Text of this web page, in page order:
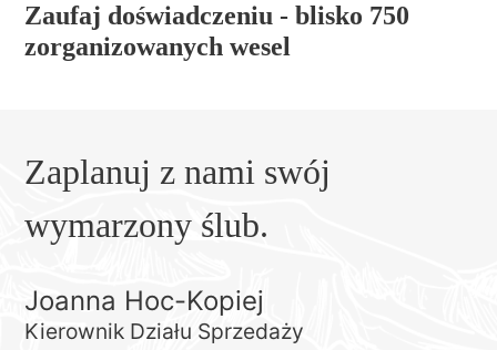
Zaufaj doświadczeniu - blisko 750
zorganizowanych wesel
Zaplanuj z nami swój
wymarzony ślub.
Joanna Hoc-Kopiej
Kierownik Działu Sprzedaży